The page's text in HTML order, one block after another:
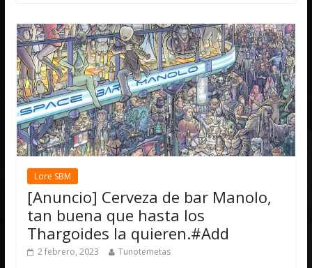
Lore SBM
[Anuncio] Cerveza de bar Manolo,
tan buena que hasta los
Thargoides la quieren.#Add
2 febrero, 2023 Tunotemetas